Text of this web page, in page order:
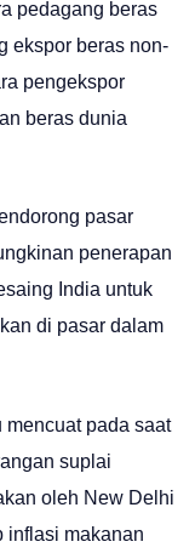
pedagang beras
ekspor beras non-
pengekspor
beras dunia
pasar
penerapan
India untuk
di pasar dalam
pada saat
suplai
oleh New Delhi
inflasi makanan